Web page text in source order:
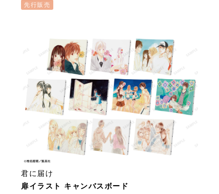
先行販売
扉イラスト キャンバスボード
君に届け